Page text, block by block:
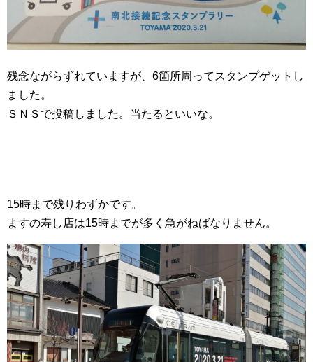
残念ながらずれていますが、6箇所周ってスタンプゲットし
ました。
ＳＮＳで投稿しました。当たるといいな。
15時まで残りわずかです。
ますの寿し店は15時までが多く急がねばなりません。